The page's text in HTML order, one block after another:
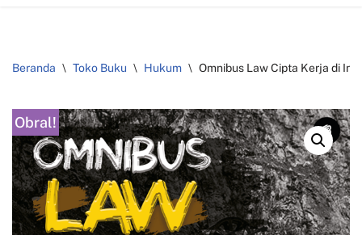
Beranda \ Toko Buku \ Hukum \ Omnibus Law Cipta Kerja di
Obral!